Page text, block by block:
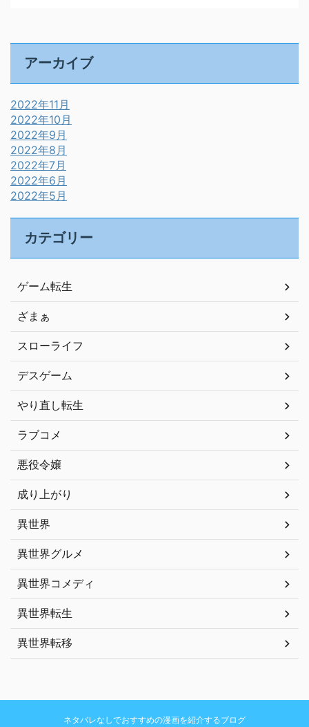
アーカイブ
2022年11月
2022年10月
2022年9月
2022年8月
2022年7月
2022年6月
2022年5月
カテゴリー
ゲーム転生
ざまぁ
スローライフ
デスゲーム
やり直し転生
ラブコメ
悪役令嬢
成り上がり
異世界
異世界グルメ
異世界コメディ
異世界転生
異世界転移
ネタバレなしでおすすめの漫画を紹介するブログ